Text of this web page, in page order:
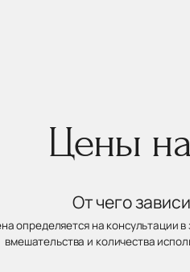
Цены
От чего
определяется на консультации
вмешательства и количества